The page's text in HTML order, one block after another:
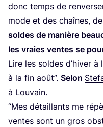
donc temps de
mode et des chaînes, de
soldes de manière
les vraies ventes se
Lire les soldes d’hi­ver
à la fin août”. Selon
à Louvain.
“Mes détaillants me
ventes sont un gros